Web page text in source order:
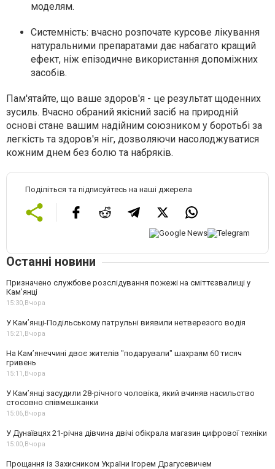
моделям.
Системність: вчасно розпочате курсове лікування
натуральними препаратами дає набагато кращий
ефект, ніж епізодичне використання допоміжних
засобів.
Пам'ятайте, що ваше здоров'я - це результат щоденних
зусиль. Вчасно обраний якісний засіб на природній
основі стане вашим надійним союзником у боротьбі за
легкість та здоров'я ніг, дозволяючи насолоджуватися
кожним днем без болю та набряків.
Поділіться та підписуйтесь на наші джерела
Останні новини
Призначено службове розслідування пожежі на сміттєзвалищі у
Кам’янці
15:30,Вчора
У Кам’янці-Подільському патрульні виявили нетверезого водія
15:21,Вчора
На Камʼянеччині двоє жителів "подарували" шахраям 60 тисяч
гривень
15:11,Вчора
У Камʼянці засудили 28-річного чоловіка, який вчиняв насильство
стосовно співмешканки
15:06,Вчора
У Дунаївцях 21-річна дівчина двічі обікрала магазин цифрової техніки
15:00,Вчора
Прощання із Захисником України Ігорем Драгусевичем